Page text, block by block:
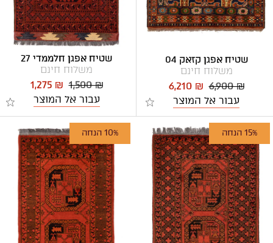
שטיח אפגן קזאק 04
משלוח חינם
6,900 ₪
6,210 ₪
עבור אל המוצר
שטיח אפגן חלממדי 27
משלוח חינם
1,500 ₪
1,275 ₪
עבור אל המוצר
15% הנחה 10% הנחה